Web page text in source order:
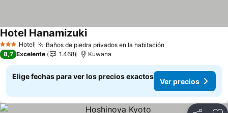
3 Estrellas
Hotel Baños de piedra privados en la habitación
Hotel HanamizukiVer precios
8,7 Excelente 1.468 Kuwana
Elige fechas para ver los precios exactos
Ver precios